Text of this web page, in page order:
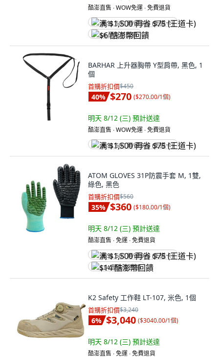
酷澎直售 ∙ WOW免運 ∙ 免費退貨
满 $1,500 再省 $75 (王道卡)
$6 酷澎幣回饋
BARHAR 上升器胸帶 Y型肩帶, 黑色, 1
個
首購折扣價$450
40% $270 ($270.00/1個)
明天 8/12 (三) 預計送達
酷澎直售 ∙ WOW免運 ∙ 免費退貨
满 $1,500 再省 $75 (王道卡)
ATOM GLOVES 31P防震手套 M, 1雙,
綠色, 黑色
首購折扣價$560
35% $360 ($180.00/1個)
明天 8/12 (三) 預計送達
酷澎直售 ∙ 免運 ∙ 免費退貨
满 $1,500 再省 $75 (王道卡)
$14 酷澎幣回饋
K2 Safety 工作鞋 LT-107, 米色, 1個
首購折扣價$3,240
6% $3,040 ($3040.00/1個)
明天 8/12 (三) 預計送達
酷澎直售 ∙ 免運 ∙ 免費退貨